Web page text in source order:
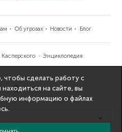
Об угрозах Новости Блог
Касперского
Энциклопедия
чтобы сделать работу с
на сайте, вы
информацию о файлах
.